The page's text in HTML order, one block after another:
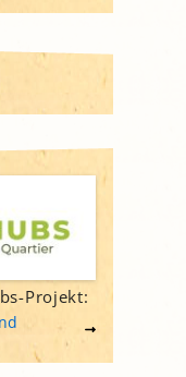
Projekt: